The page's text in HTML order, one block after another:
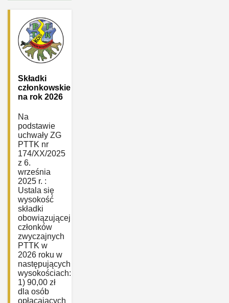
Składki
członkowskie
na rok 2026
Na
podstawie
uchwały ZG
PTTK nr
174/XX/2025
z 6.
września
2025 r. :
Ustala się
wysokość
składki
obowiązującej
członków
zwyczajnych
PTTK w
2026 roku w
następujących
wysokościach:
1) 90,00 zł
dla osób
opłacających